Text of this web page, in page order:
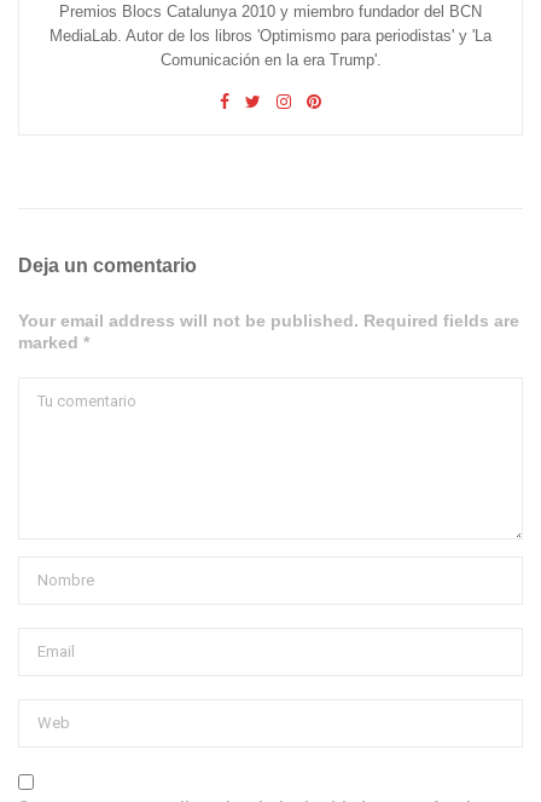
Premios Blocs Catalunya 2010 y miembro fundador del BCN
MediaLab. Autor de los libros 'Optimismo para periodistas' y 'La
Comunicación en la era Trump'.
Deja un comentario
Your email address will not be published. Required fields are
marked *